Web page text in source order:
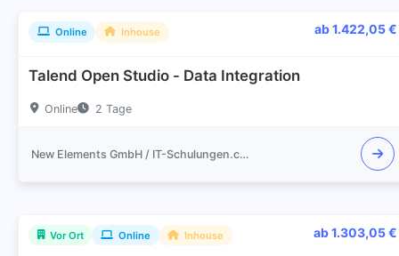
Online Inhouse ab 1.422,05 €
Talend Open Studio - Data Integration
Online 2 Tage
New Elements GmbH / IT-Schulungen.com
Vor Ort Online Inhouse ab 1.303,05 €